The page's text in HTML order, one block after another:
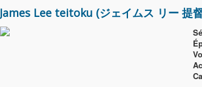
James Lee teitoku (ジェイムス リー 提